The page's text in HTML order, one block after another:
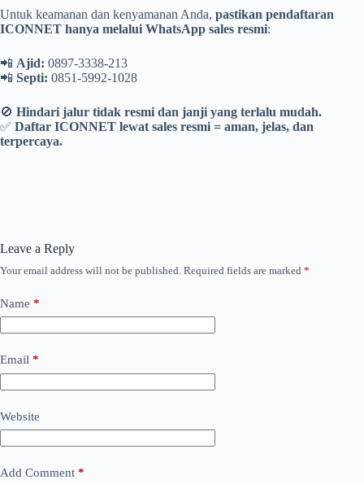
Untuk keamanan dan kenyamanan Anda, pastikan pendaftaran
ICONNET hanya melalui WhatsApp sales resmi:
📲 Ajid: 0897-3338-213
📲 Septi: 0851-5992-1028
🚫 Hindari jalur tidak resmi dan janji yang terlalu mudah.
✅ Daftar ICONNET lewat sales resmi = aman, jelas, dan
terpercaya.
Leave a Reply
Your email address will not be published. Required fields are marked *
Name *
Email *
Website
Add Comment *